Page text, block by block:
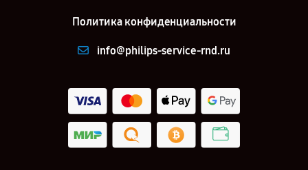
Политика конфиденциальности
info@philips-service-rnd.ru